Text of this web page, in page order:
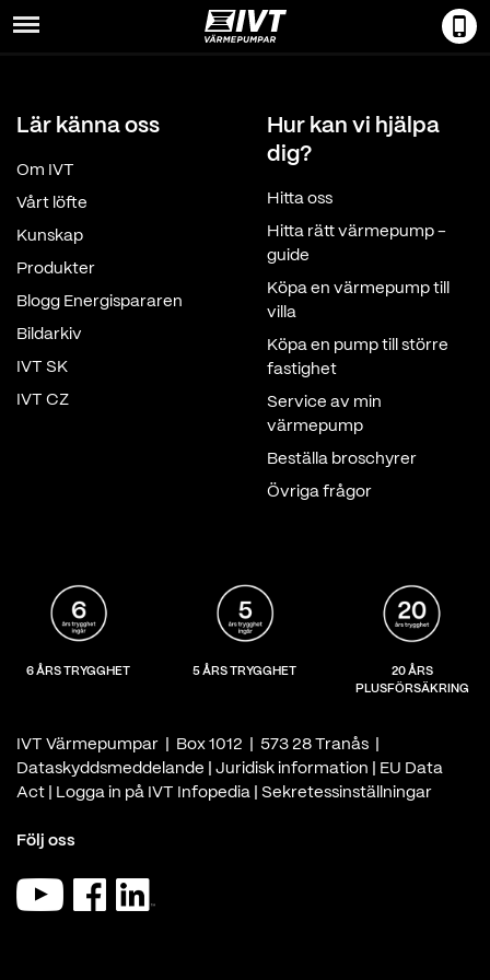
Lär känna oss
Om IVT
Vårt löfte
Kunskap
Produkter
Blogg Energispararen
Bildarkiv
IVT SK
IVT CZ
Hur kan vi hjälpa
dig?
Hitta oss
Hitta rätt värmepump -
guide
Köpa en värmepump till
villa
Köpa en pump till större
fastighet
Service av min
värmepump
Beställa broschyrer
Övriga frågor
6 ÅRS TRYGGHET 5 ÅRS TRYGGHET
20 ÅRS
PLUSFÖRSÄKRING
IVT Värmepumpar | Box 1012 | 573 28 Tranås |
Dataskyddsmeddelande
Juridisk information
EU Data
Act
Logga in på IVT Infopedia Sekretessinställningar
Följ oss